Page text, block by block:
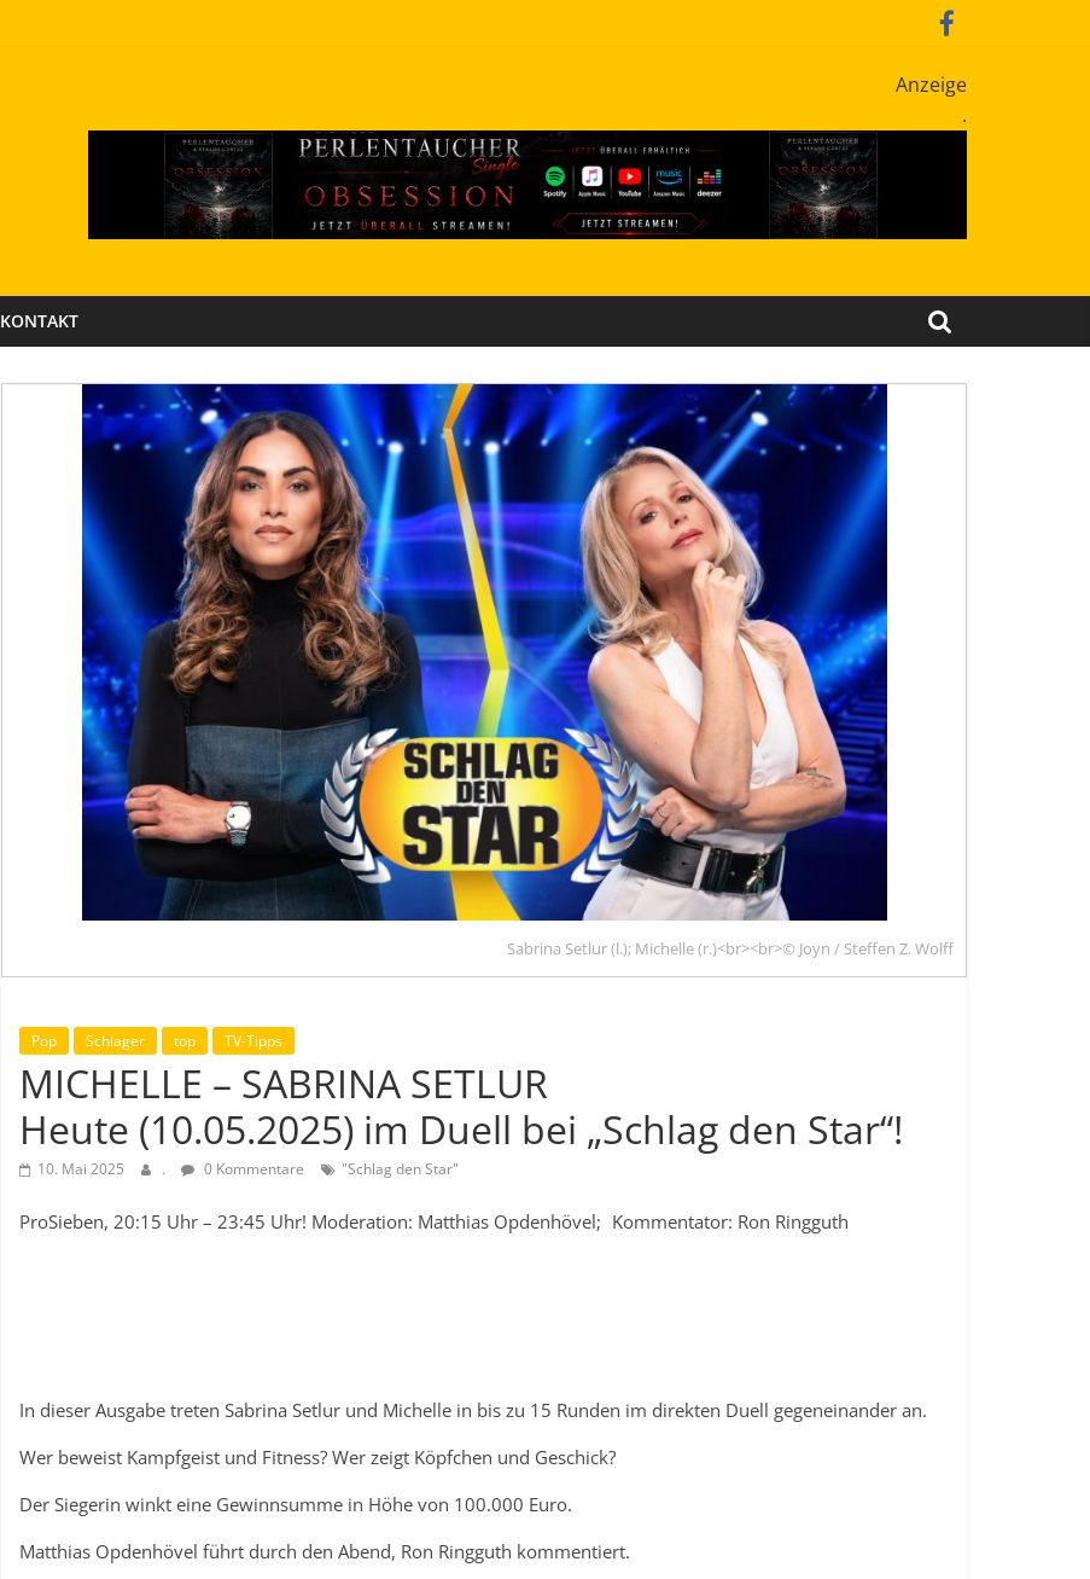
Anzeige
.
KONTAKT
Sabrina Setlur (l.); Michelle (r.)<br><br>© Joyn / Steffen Z. Wolff
Pop Schlager top TV-Tipps
MICHELLE – SABRINA SETLUR
Heute (10.05.2025) im Duell bei „Schlag den Star“!
10. Mai 2025 . 0 Kommentare "Schlag den Star"
ProSieben, 20:15 Uhr – 23:45 Uhr! Moderation: Matthias Opdenhövel; Kommentator: Ron Ringguth
In dieser Ausgabe treten Sabrina Setlur und Michelle in bis zu 15 Runden im direkten Duell gegeneinander an.
Wer beweist Kampfgeist und Fitness? Wer zeigt Köpfchen und Geschick?
Der Siegerin winkt eine Gewinnsumme in Höhe von 100.000 Euro.
Matthias Opdenhövel führt durch den Abend, Ron Ringguth kommentiert.